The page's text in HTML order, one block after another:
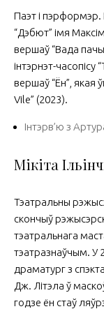
Паэт і пэрформэр.
“Дэбют” імя
вершаў “Вада
інтэрнэт-часопісу
вершаў “Ён”, якая
Vile” (2023).
Інтэрв’ю з
Мікіта
Тэатральны
скончыў
тэатральнага
тэатразнаўчым. У
драматург з
Дж. Літэла ў
годзе ён стаў